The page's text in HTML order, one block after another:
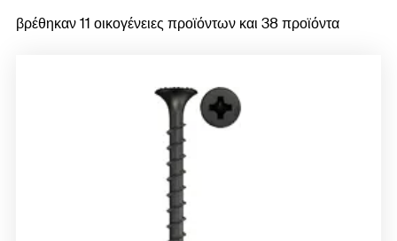
Βίδες γυψανίδας για μεταλλικούς σκελετούς
βρέθηκαν 11 οικογένειες προϊόντων και 38 προϊόντα